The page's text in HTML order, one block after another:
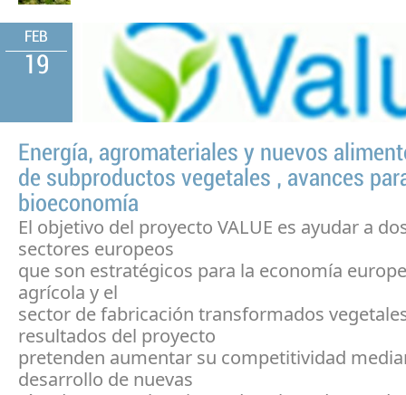
FEB
19
Energía, agromateriales y nuevos
de subproductos vegetales , avances
bioeconomía
El objetivo del proyecto VALUE es ayudar a
sectores europeos
que son estratégicos para la economía
agrícola y el
sector de fabricación transformados
resultados del proyecto
pretenden aumentar su competitividad
desarrollo de nuevas